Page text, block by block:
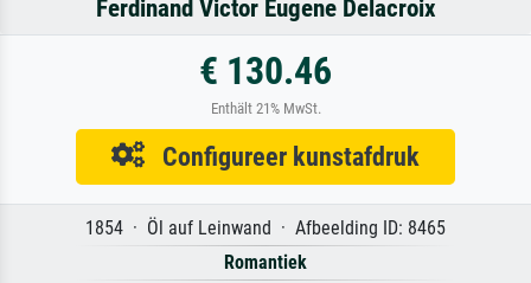
Ferdinand Victor Eugene Delacroix
€ 130.46
Enthält 21% MwSt.
Configureer kunstafdruk
1854 · Öl auf Leinwand · Afbeelding ID: 8465
Romantiek